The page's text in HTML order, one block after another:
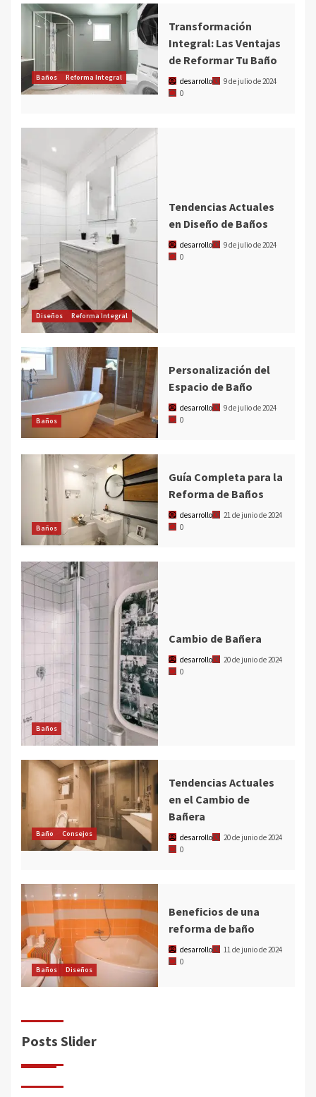
Baños Reforma Integral
Transformación
Integral: Las Ventajas
de Reformar Tu Baño
desarrollo
9 de julio de 2024
0
Diseños Reforma Integral
Tendencias Actuales
en Diseño de Baños
desarrollo
9 de julio de 2024
0
Baños
Personalización del
Espacio de Baño
desarrollo
9 de julio de 2024
0
Baños
Guía Completa para la
Reforma de Baños
desarrollo
21 de junio de 2024
0
Baños
Cambio de Bañera
desarrollo
20 de junio de 2024
0
Baño Consejos
Tendencias Actuales
en el Cambio de
Bañera
desarrollo
20 de junio de 2024
0
Baños Diseños
Beneficios de una
reforma de baño
desarrollo
11 de junio de 2024
0
Posts Slider